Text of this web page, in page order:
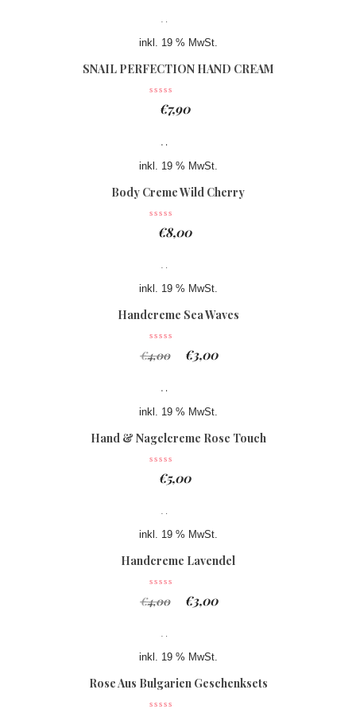
inkl. 19 % MwSt.
SNAIL PERFECTION HAND CREAM
€7,90
inkl. 19 % MwSt.
Body Creme Wild Cherry
€8,00
inkl. 19 % MwSt.
Handcreme Sea Waves
€4,00 €3,00
inkl. 19 % MwSt.
Hand & Nagelcreme Rose Touch
€5,00
inkl. 19 % MwSt.
Handcreme Lavendel
€4,00 €3,00
inkl. 19 % MwSt.
Rose Aus Bulgarien Geschenksets